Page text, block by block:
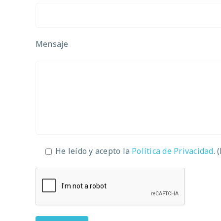
Mensaje
He leído y acepto la Política de Privacidad.